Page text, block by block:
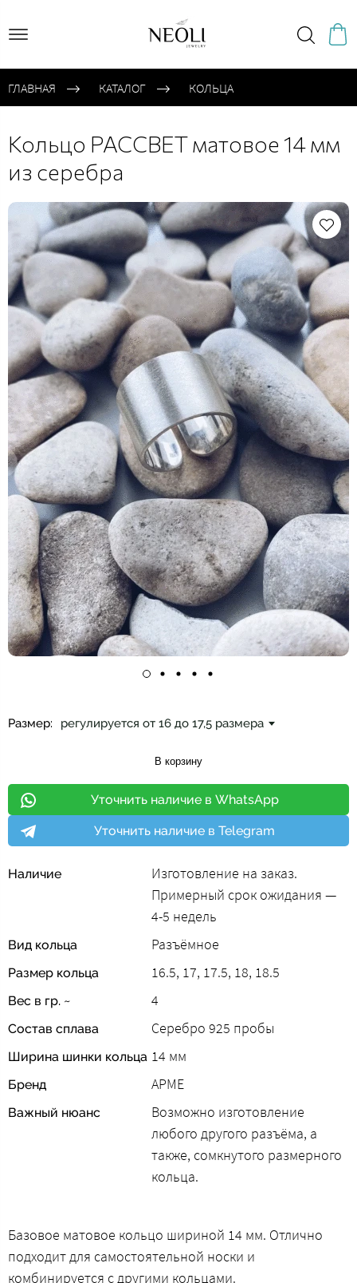
ГЛАВНАЯ КАТАЛОГ КОЛЬЦА
Кольцо РАССВЕТ матовое 14 мм
из серебра
Размер: регулируется от 16 до 17,5 размера
В корзину
Уточнить наличие в WhatsApp
Уточнить наличие в Telegram
Наличие
Изготовление на заказ.
Примерный срок ожидания —
4-5 недель
Вид кольца Разъёмное
Размер кольца 16.5, 17, 17.5, 18, 18.5
Вес в гр. ~ 4
Состав сплава Серебро 925 пробы
Ширина шинки кольца 14 мм
Бренд АРМЕ
Важный нюанс
Возможно изготовление
любого другого разъёма, а
также, сомкнутого размерного
кольца.
Базовое матовое кольцо шириной 14 мм. Отлично
подходит для самостоятельной носки и
комбинируется с другими кольцами.